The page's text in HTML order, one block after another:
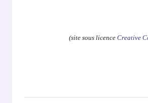
(site sous licence Creative